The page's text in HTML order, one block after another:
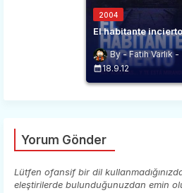
2004
El habitante
Fatih Varlık
18.9.12
Yorum Gönder
Lütfen ofansif bir dil
eleştirilerde bulunduğunuzdan emin